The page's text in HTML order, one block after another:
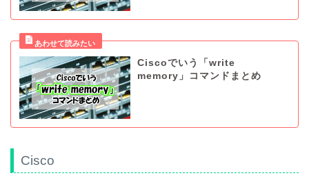
Ciscoでいう「write
memory」コマンドまとめ
Cisco